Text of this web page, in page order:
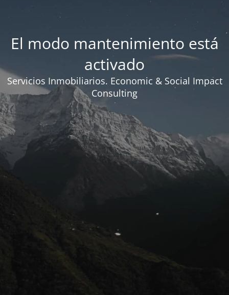
El modo mantenimiento está
activado
Servicios Inmobiliarios. Economic & Social Impact
Consulting